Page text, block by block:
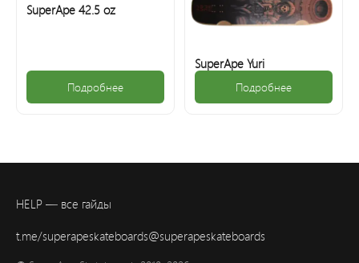
SuperApe 42.5 oz
Подробнее
SuperApe Yuri
Подробнее
HELP — все гайды
t.me/superapeskateboards@superapeskateboards